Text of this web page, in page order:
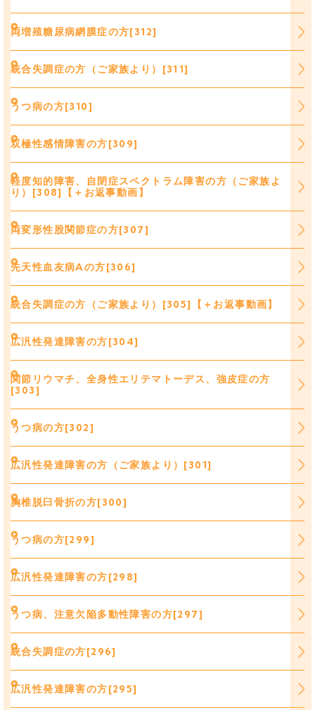
両増殖糖尿病網膜症の方[312]
統合失調症の方（ご家族より）[311]
うつ病の方[310]
双極性感情障害の方[309]
軽度知的障害、自閉症スペクトラム障害の方（ご家族よ
り）[308]【＋お返事動画】
両変形性股関節症の方[307]
先天性血友病Aの方[306]
統合失調症の方（ご家族より）[305]【＋お返事動画】
広汎性発達障害の方[304]
関節リウマチ、全身性エリテマトーデス、強皮症の方
[303]
うつ病の方[302]
広汎性発達障害の方（ご家族より）[301]
胸椎脱臼骨折の方[300]
うつ病の方[299]
広汎性発達障害の方[298]
うつ病、注意欠陥多動性障害の方[297]
統合失調症の方[296]
広汎性発達障害の方[295]